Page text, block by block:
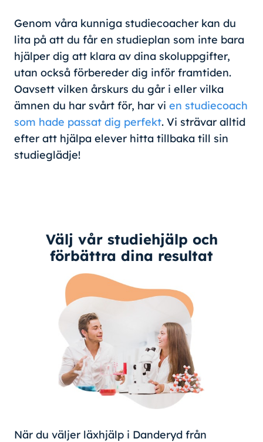
Genom våra kunniga studiecoacher kan du
lita på att du får en studieplan som inte bara
hjälper dig att klara av dina skoluppgifter,
utan också förbereder dig inför framtiden.
Oavsett vilken årskurs du går i eller vilka
ämnen du har svårt för, har vi en studiecoach
som hade passat dig perfekt. Vi strävar alltid
efter att hjälpa elever hitta tillbaka till sin
studieglädje!
Välj vår studiehjälp och
förbättra dina resultat
När du väljer läxhjälp i Danderyd från